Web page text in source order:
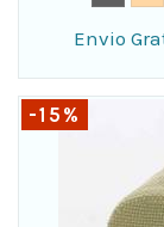
Envio
-15%